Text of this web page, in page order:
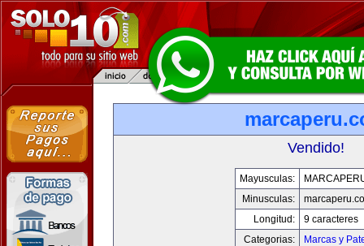
Vendido!
Mayusculas:
Minusculas:
Longitud:
9 caracteres
Categorias:
Marcas y